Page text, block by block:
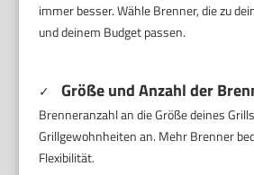
immer besser. Wähle Brenner, die zu
und deinem Budget passen.
✓ Größe und Anzahl der
Brenneranzahl an die Größe deines
Grillgewohnheiten an. Mehr Brenner
Flexibilität.